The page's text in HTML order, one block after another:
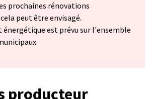
prochaines rénovations
peut être envisagé.
énergétique est prévu sur l'ensemble
producteur